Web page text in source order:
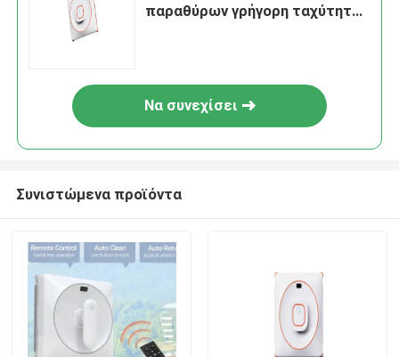
παραθύρων γρήγορη ταχύτητα
Να συνεχίσει
Συνιστώμενα προϊόντα